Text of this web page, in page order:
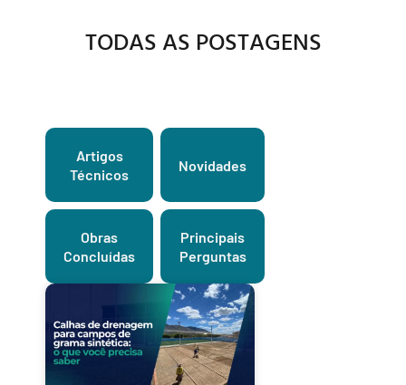
TODAS AS POSTAGENS
Artigos
Técnicos
Novidades
Obras
Concluídas
Principais
Perguntas